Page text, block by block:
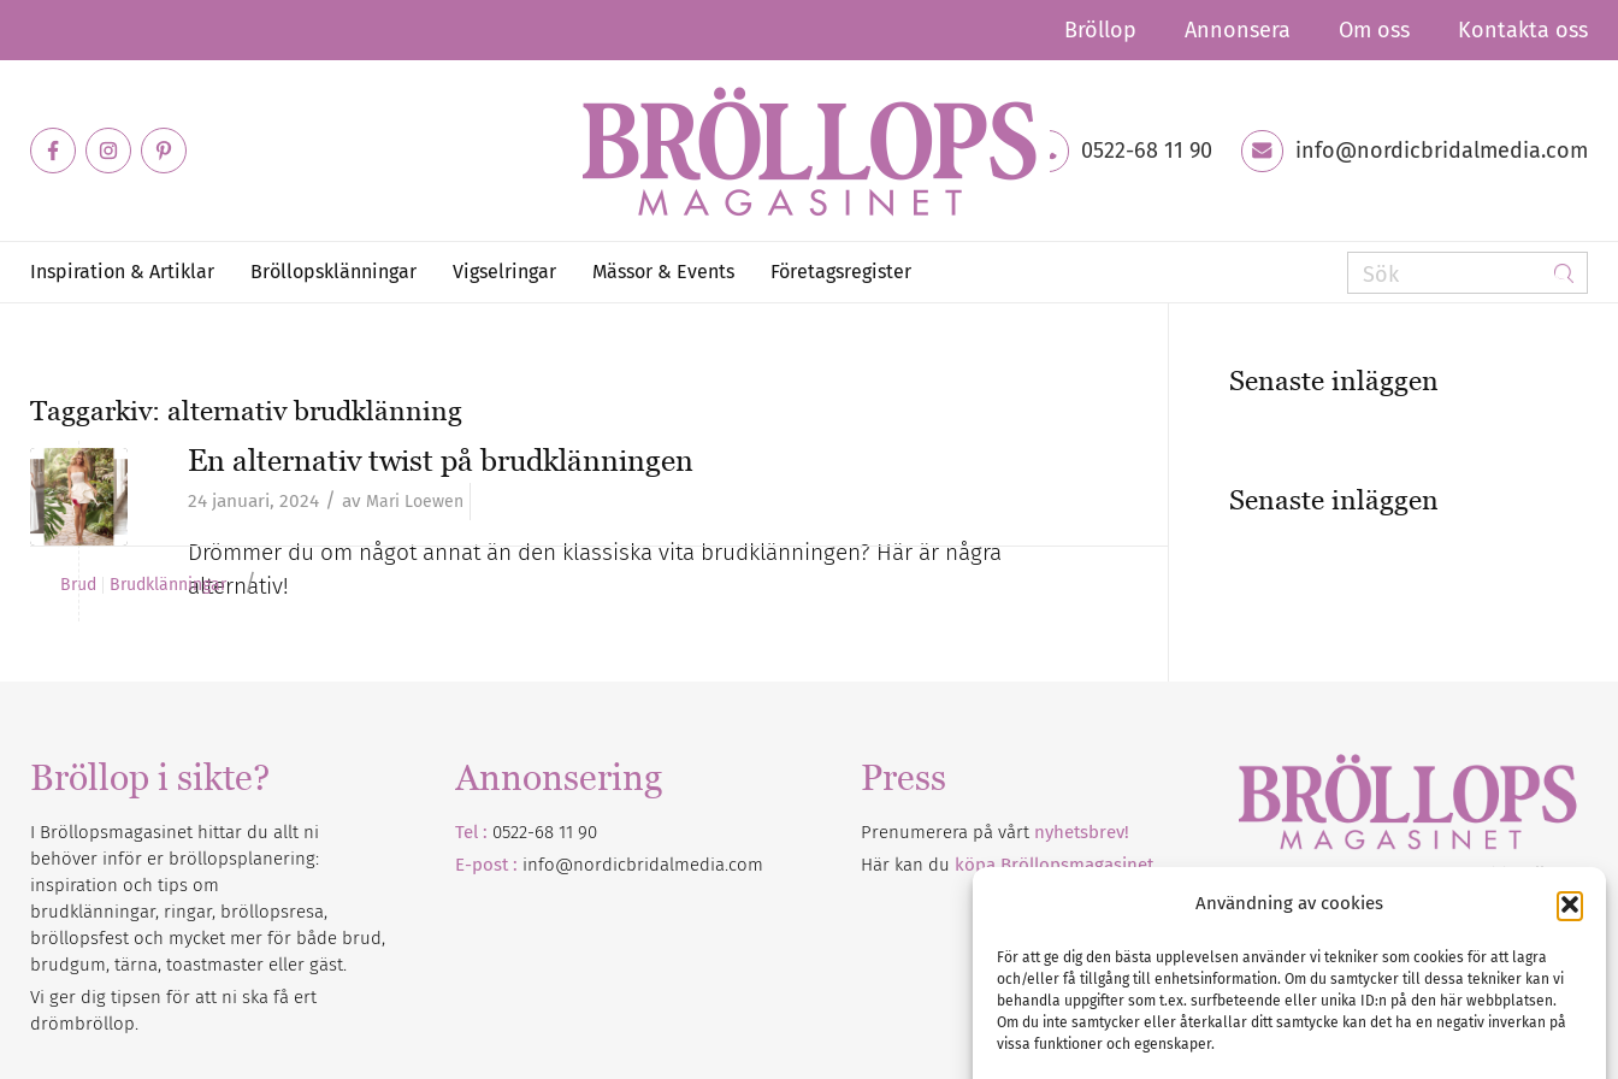
Användning av cookies
För att ge dig den bästa upplevelsen använder vi tekniker som cookies för att lagra
och/eller få tillgång till enhetsinformation. Om du samtycker till dessa tekniker kan vi
behandla uppgifter som t.ex. surfbeteende eller unika ID:n på den här webbplatsen.
Om du inte samtycker eller återkallar ditt samtycke kan det ha en negativ inverkan på
vissa funktioner och egenskaper.
Bröllop Annonsera Om oss Kontakta oss
0522-68 11 90 info@nordicbridalmedia.com
Inspiration & Artiklar Bröllopsklänningar Vigselringar Mässor & Events Företagsregister
Taggarkiv: alternativ brudklänning
En alternativ twist på brudklänningen
24 januari, 2024 / av Mari Loewen
Drömmer du om något annat än den klassiska vita brudklänningen? Här är några
alternativ!
Brud Brudklänningar /
Senaste inläggen
Senaste inläggen
Bröllop i sikte?
I Bröllopsmagasinet hittar du allt ni
behöver inför er bröllopsplanering:
inspiration och tips om
brudklänningar, ringar, bröllopsresa,
bröllopsfest och mycket mer för både brud,
brudgum, tärna, toastmaster eller gäst.
Vi ger dig tipsen för att ni ska få ert
drömbröllop.
Annonsering
Tel : 0522-68 11 90
E-post : info@nordicbridalmedia.com
Press
Prenumerera på vårt nyhetsbrev!
Här kan du köpa Bröllopsmagasinet
Tel :0522-68 11 90
Nordic Bridal Media
(c) All rights reserved.
Org.nr: SE 5171000119